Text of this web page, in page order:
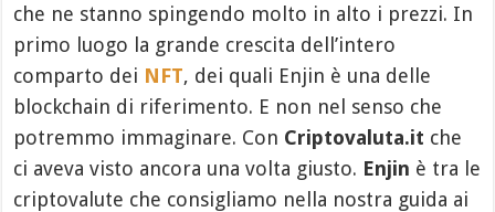
che ne stanno spingendo molto in alto i prezzi. In
primo luogo la grande crescita dell’intero
comparto dei NFT, dei quali Enjin è una delle
blockchain di riferimento. E non nel senso che
potremmo immaginare. Con Criptovaluta.it che
ci aveva visto ancora una volta giusto. Enjin è tra le
criptovalute che consigliamo nella nostra guida ai